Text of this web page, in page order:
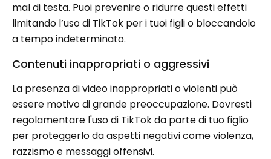
mal di testa. Puoi prevenire o ridurre questi effetti
limitando l’uso di TikTok per i tuoi figli o bloccandolo
a tempo indeterminato.
Contenuti inappropriati o aggressivi
La presenza di video inappropriati o violenti può
essere motivo di grande preoccupazione. Dovresti
regolamentare l'uso di TikTok da parte di tuo figlio
per proteggerlo da aspetti negativi come violenza,
razzismo e messaggi offensivi.